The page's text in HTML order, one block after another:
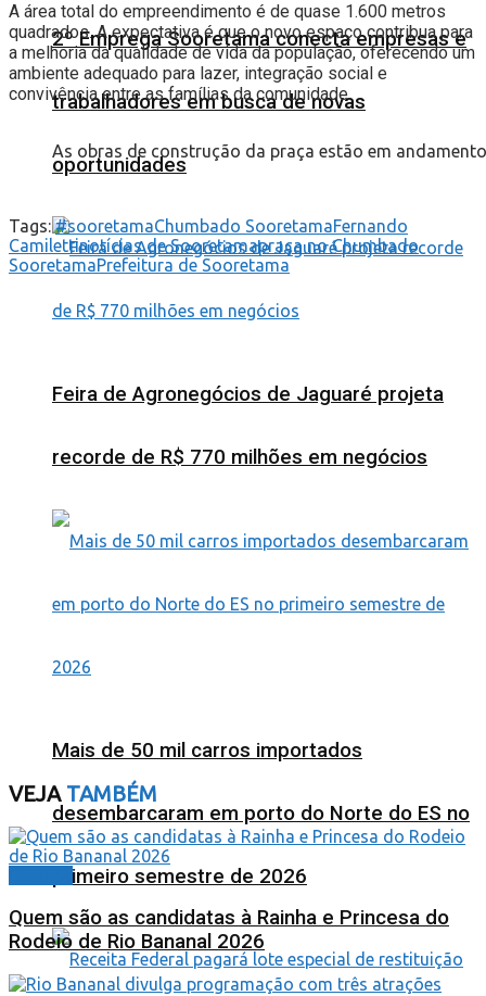
2º Emprega Sooretama conecta empresas e
trabalhadores em busca de novas
oportunidades
Feira de Agronegócios de Jaguaré projeta
recorde de R$ 770 milhões em negócios
Mais de 50 mil carros importados
desembarcaram em porto do Norte do ES no
primeiro semestre de 2026
A área total do empreendimento é de quase 1.600 metros
quadrados. A expectativa é que o novo espaço contribua para
a melhoria da qualidade de vida da população, oferecendo um
ambiente adequado para lazer, integração social e
convivência entre as famílias da comunidade.
As obras de construção da praça estão em andamento
Tags: #sooretamaChumbado SooretamaFernando
Camilettinotícias de Sooretamapraça no Chumbado
SooretamaPrefeitura de Sooretama
VEJATAMBÉM
Quem são as candidatas à Rainha e Princesa do
Rodeio de Rio Bananal 2026